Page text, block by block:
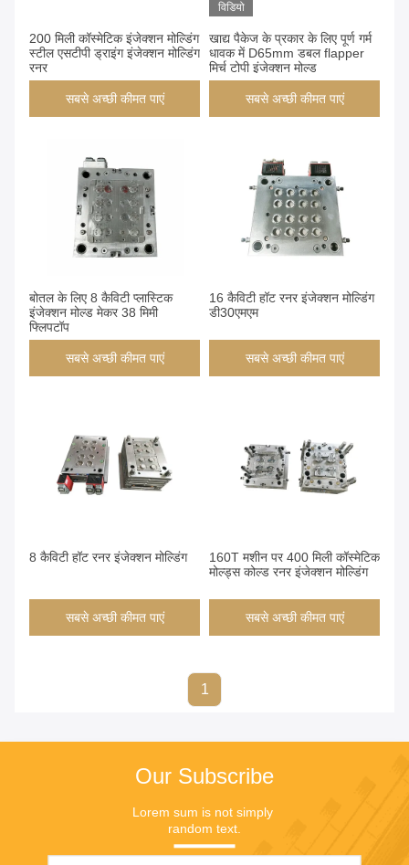
200 मिली कॉस्मेटिक इंजेक्शन मोल्डिंग
स्टील एसटीपी ड्राइंग इंजेक्शन मोल्डिंग
रनर
सबसे अच्छी कीमत पाएं
विडियो
खाद्य पैकेज के प्रकार के लिए पूर्ण गर्म
धावक में D65mm डबल flapper
मिर्च टोपी इंजेक्शन मोल्ड
सबसे अच्छी कीमत पाएं
बोतल के लिए 8 कैविटी प्लास्टिक
इंजेक्शन मोल्ड मेकर 38 मिमी
फ्लिपटॉप
सबसे अच्छी कीमत पाएं
16 कैविटी हॉट रनर इंजेक्शन मोल्डिंग
डी30एमएम
सबसे अच्छी कीमत पाएं
8 कैविटी हॉट रनर इंजेक्शन मोल्डिंग
सबसे अच्छी कीमत पाएं
160T मशीन पर 400 मिली कॉस्मेटिक
मोल्ड्स कोल्ड रनर इंजेक्शन मोल्डिंग
सबसे अच्छी कीमत पाएं
1
Our Subscribe
Lorem sum is not simply
random text.